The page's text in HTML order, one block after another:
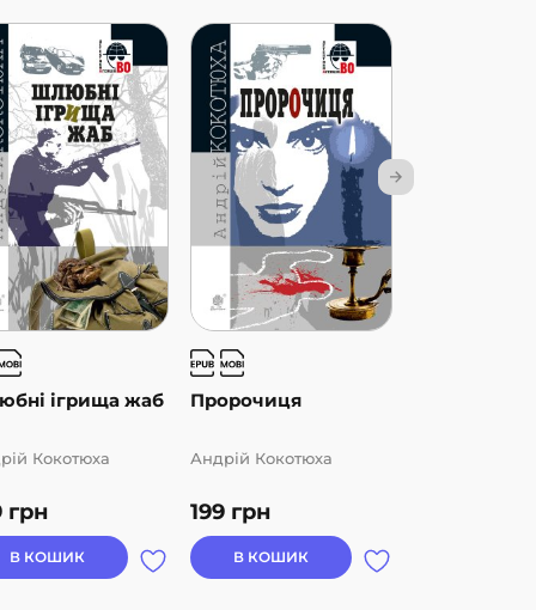
ігрища жаб
грн
Кокотюха
В КОШИК
Пророчиця
199 грн
Андрій Кокотюха
В КОШИК